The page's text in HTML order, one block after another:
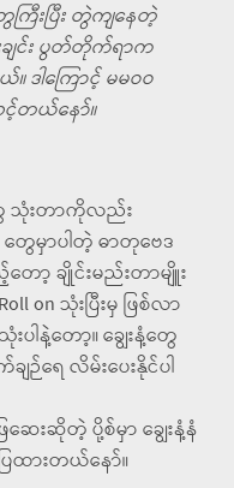
ြီးပြီး တွဲကျနေတဲ့
ချင်း ပွတ်တိုက်ရာက
ဒါကြောင့် မမဝဝ
တယ်နော်။
ေ သုံးတာကိုလည်း
ေမှာပါတဲ့ ဓာတုဗေဒ
ော့ ချိုင်းမည်းတာမျိူး
သုံးပြီးမှ ဖြစ်လာ
နဲ့တော့။ ချွေးနံ့တွေ
ချဉ်ရေ လိမ်းပေးနိုင်ပါ
ေးဆိုတဲ့ ပို့စ်မှာ ချွေးနံ့နံ
ားတယ်နော်။